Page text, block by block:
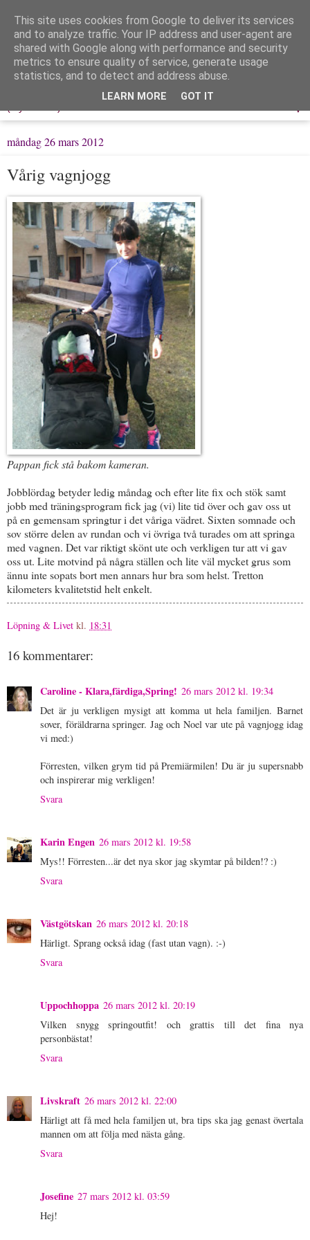
Löpning & Livet
Mitt liv, mina tankar & min träning
▼
måndag 26 mars 2012
Vårig vagnjogg
Pappan fick stå bakom kameran.
Jobblördag betyder ledig måndag och efter lite fix och stök samt
jobb med träningsprogram fick jag (vi) lite tid över och gav oss ut
på en gemensam springtur i det våriga vädret. Sixten somnade och
sov större delen av rundan och vi övriga två turades om att springa
med vagnen. Det var riktigt skönt ute och verkligen tur att vi gav
oss ut. Lite motvind på några ställen och lite väl mycket grus som
ännu inte sopats bort men annars hur bra som helst. Tretton
kilometers kvalitetstid helt enkelt.
Löpning & Livet kl. 18:31
16 kommentarer:
Caroline - Klara,färdiga,Spring! 26 mars 2012 kl. 19:34
Det är ju verkligen mysigt att komma ut hela familjen. Barnet
sover, föräldrarna springer. Jag och Noel var ute på vagnjogg idag
vi med:)
Förresten, vilken grym tid på Premiärmilen! Du är ju supersnabb
och inspirerar mig verkligen!
Svara
Karin Engen 26 mars 2012 kl. 19:58
Mys!! Förresten...är det nya skor jag skymtar på bilden!? :)
Svara
Västgötskan 26 mars 2012 kl. 20:18
Härligt. Sprang också idag (fast utan vagn). :-)
Svara
Uppochhoppa 26 mars 2012 kl. 20:19
Vilken snygg springoutfit! och grattis till det fina nya
personbästat!
Svara
Livskraft 26 mars 2012 kl. 22:00
Härligt att få med hela familjen ut, bra tips ska jag genast övertala
mannen om att följa med nästa gång.
Svara
Josefine 27 mars 2012 kl. 03:59
Hej!
This site uses cookies from Google to deliver its services
and to analyze traffic. Your IP address and user-agent are
shared with Google along with performance and security
metrics to ensure quality of service, generate usage
statistics, and to detect and address abuse.
LEARN MORE GOT IT